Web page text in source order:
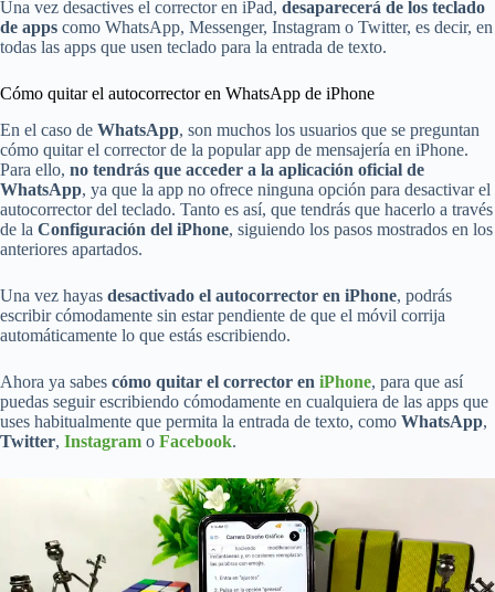
Una vez desactives el corrector en iPad, desaparecerá de los teclado
de apps como WhatsApp, Messenger, Instagram o Twitter, es decir, en
todas las apps que usen teclado para la entrada de texto.
Cómo quitar el autocorrector en WhatsApp de iPhone
En el caso de WhatsApp, son muchos los usuarios que se preguntan
cómo quitar el corrector de la popular app de mensajería en iPhone.
Para ello, no tendrás que acceder a la aplicación oficial de
WhatsApp, ya que la app no ofrece ninguna opción para desactivar el
autocorrector del teclado. Tanto es así, que tendrás que hacerlo a través
de la Configuración del iPhone, siguiendo los pasos mostrados en los
anteriores apartados.
Una vez hayas desactivado el autocorrector en iPhone, podrás
escribir cómodamente sin estar pendiente de que el móvil corrija
automáticamente lo que estás escribiendo.
Ahora ya sabes cómo quitar el corrector en iPhone, para que así
puedas seguir escribiendo cómodamente en cualquiera de las apps que
uses habitualmente que permita la entrada de texto, como WhatsApp,
Twitter, Instagram o Facebook.